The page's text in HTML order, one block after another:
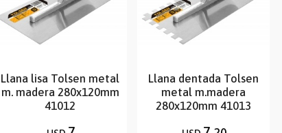
Llana lisa Tolsen metal
m. madera 280x120mm
41012
Llana dentada Tolsen
metal m.madera
280x120mm 41013